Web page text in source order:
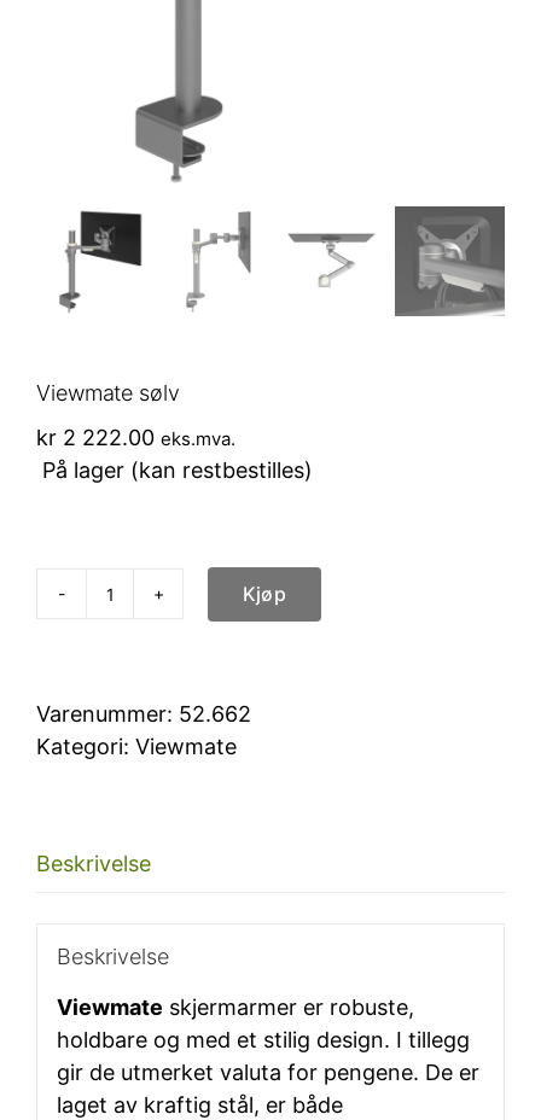
Viewmate sølv
kr 2 222.00 eks.mva.
På lager (kan restbestilles)
Viewmate
Kjøp
Varenummer: 52.662
Kategori: Viewmate
Beskrivelse
Beskrivelse
Viewmate skjermarmer er robuste,
holdbare og med et stilig design. I tillegg
gir de utmerket valuta for pengene. De er
laget av kraftig stål, er både